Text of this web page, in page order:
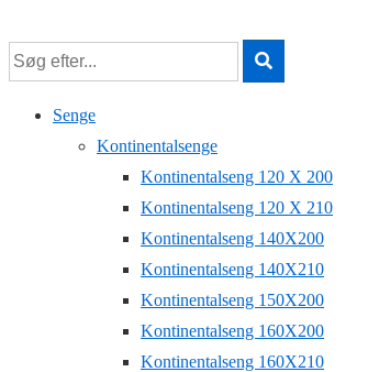
Hop
til
hovedindhold
Senge
Kontinentalsenge
Kontinentalseng 120 X 200
Kontinentalseng 120 X 210
Kontinentalseng 140X200
Kontinentalseng 140X210
Kontinentalseng 150X200
Kontinentalseng 160X200
Kontinentalseng 160X210